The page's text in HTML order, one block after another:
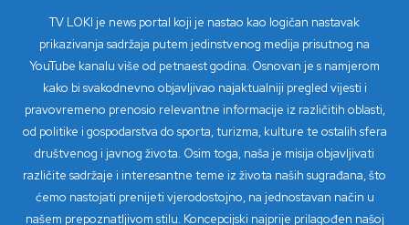
TV LOKI je news portal koji je nastao kao logičan nastavak
prikazivanja sadržaja putem jedinstvenog medija prisutnog na
YouTube kanalu više od petnaest godina. Osnovan je s namjerom
kako bi svakodnevno objavljivao najaktualniji pregled vijesti i
pravovremeno prenosio relevantne informacije iz različitih oblasti,
od politike i gospodarstva do sporta, turizma, kulture te ostalih sfera
društvenog i javnog života. Osim toga, naša je misija objavljivati
različite sadržaje i interesantne teme iz života naših sugrađana, što
ćemo nastojati prenijeti vjerodostojno, na jednostavan način u
našem prepoznatljivom stilu. Koncepcijski najprije prilagođen našoj